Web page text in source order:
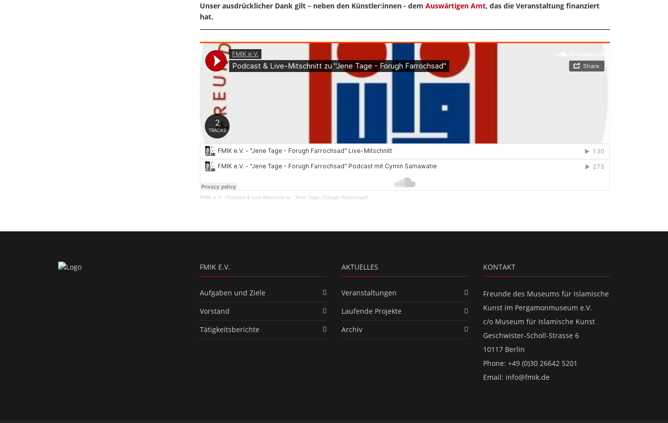
Unser ausdrücklicher Dank gilt – neben den Künstler:innen - dem Auswärtigen Amt, das die Veranstaltung finanziert
hat.
FMIK e.V. · Podcast & Live-Mitschnitt zu "Jene Tage - Forugh Farrochsad"
FMIK E.V.
Aufgaben und Ziele
Vorstand
Tätigkeitsberichte
AKTUELLES
Veranstaltungen
Laufende Projekte
Archiv
KONTAKT
Freunde des Museums für Islamische
Kunst im Pergamonmuseum e.V.
c/o Museum für Islamische Kunst
Geschwister-Scholl-Strasse 6
10117 Berlin
Phone: +49 (0)30 26642 5201
Email: info@fmik.de